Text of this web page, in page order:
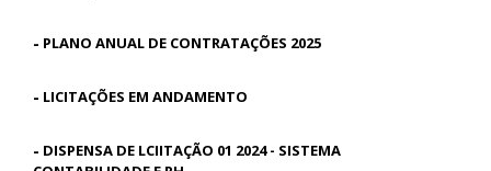
- PLANO ANUAL DE CONTRATAÇÕES 2025
- LICITAÇÕES EM ANDAMENTO
- DISPENSA DE LCIITAÇÃO 01 2024 - SISTEMA